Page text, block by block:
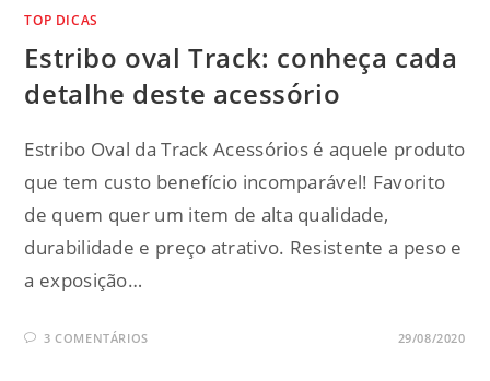
TOP DICAS
Estribo oval Track: conheça cada
detalhe deste acessório
Estribo Oval da Track Acessórios é aquele produto
que tem custo benefício incomparável! Favorito
de quem quer um item de alta qualidade,
durabilidade e preço atrativo. Resistente a peso e
a exposição…
3 COMENTÁRIOS 29/08/2020